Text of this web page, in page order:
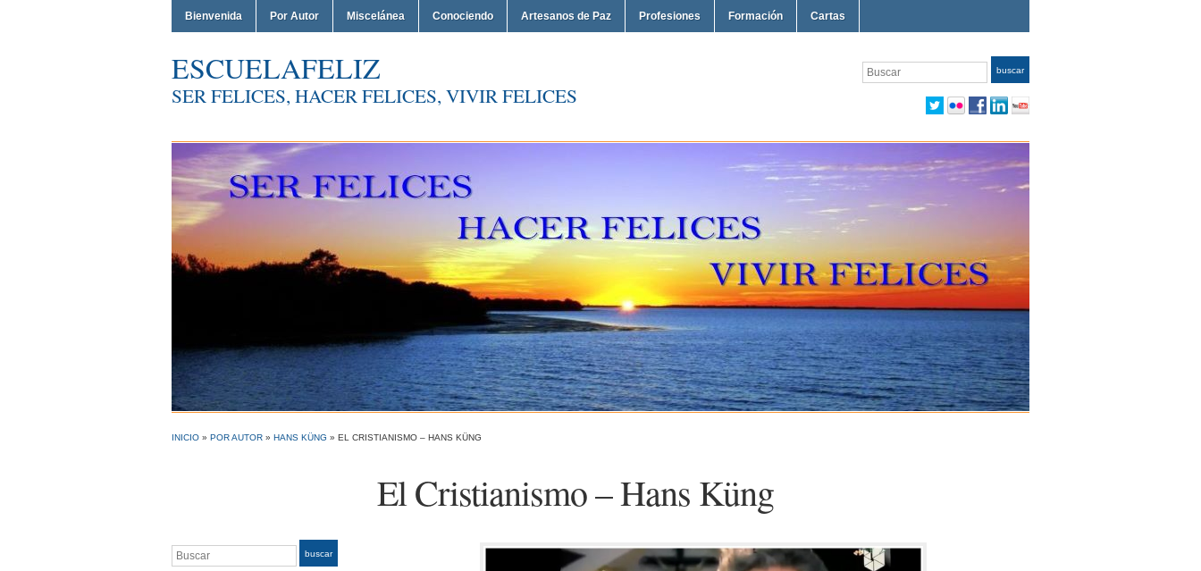
Bienvenida Por Autor Miscelánea Conociendo Artesanos de Paz Profesiones Formación Cartas
ESCUELAFELIZ
SER FELICES, HACER FELICES, VIVIR FELICES
Buscar buscar
INICIO » POR AUTOR » HANS KÜNG » EL CRISTIANISMO – HANS KÜNG
El Cristianismo – Hans Küng
Buscar buscar